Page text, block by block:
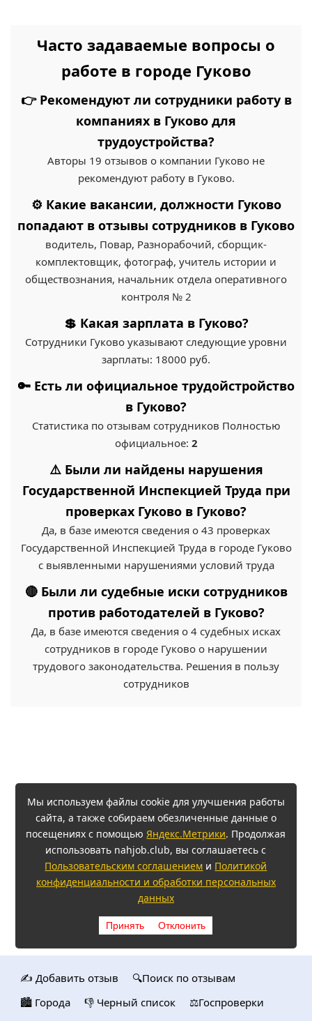
Часто задаваемые вопросы о
работе в городе Гуково
👉 Рекомендуют ли сотрудники работу в
компаниях в Гуково для
трудоустройства?
Авторы 19 отзывов о компании Гуково не
рекомендуют работу в Гуково.
⚙️ Какие вакансии, должности Гуково
попадают в отзывы сотрудников в Гуково
водитель, Повар, Разнорабочий, сборщик-
комплектовщик, фотограф, учитель истории и
обществознания, начальник отдела оперативного
контроля № 2
💲 Какая зарплата в Гуково?
Сотрудники Гуково указывают следующие уровни
зарплаты: 18000 руб.
🔑 Есть ли официальное трудойстройство
в Гуково?
Статистика по отзывам сотрудников Полностью
официальное: 2
⚠️ Были ли найдены нарушения
Государственной Инспекцией Труда при
проверках Гуково в Гуково?
Да, в базе имеются сведения о 43 проверках
Государственной Инспекцией Труда в городе Гуково
с выявленными нарушениями условий труда
🔴 Были ли судебные иски сотрудников
против работодателей в Гуково?
Да, в базе имеются сведения о 4 судебных исках
сотрудников в городе Гуково о нарушении
трудового законодательства. Решения в пользу
сотрудников
Мы используем файлы cookie для улучшения работы
сайта, а также собираем обезличенные данные о
посещениях с помощьюЯндекс.Метрики. Продолжая
использовать nahjob.club, вы соглашаетесь с
Пользовательским соглашением и Политикой
конфиденциальности и обработки персональных
данных
Принять Отклонить
✍️ Добавить отзыв
🔍Поиск по отзывам
🏙️ Городa
👎 Черный список
⚖️Госпроверки